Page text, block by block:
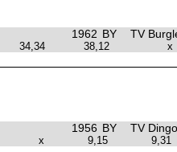
1962 BY TV
34,34 38,12 x
1956 BY TV
x 9,15 9,31